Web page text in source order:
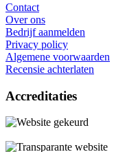
Contact
Over ons
Bedrijf aanmelden
Privacy policy
Algemene voorwaarden
Recensie achterlaten
Accreditaties